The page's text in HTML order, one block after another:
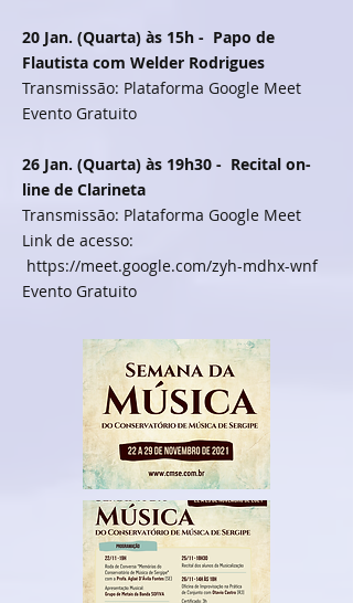
20 Jan. (Quarta) às 15h - Papo de
Flautista com Welder Rodrigues
Transmissão: Plataforma Google Meet
Evento Gratuito
26 Jan. (Quarta) às 19h30 - Recital on-
line de Clarineta
Transmissão: Plataforma Google Meet
Link de acesso:
https://meet.google.com/zyh-mdhx-wnf
Evento Gratuito